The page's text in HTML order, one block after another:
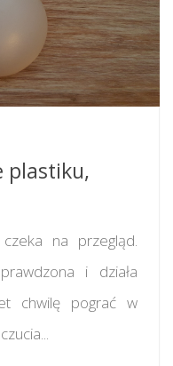
plastiku,
na przegląd.
i działa
chwilę pograć w